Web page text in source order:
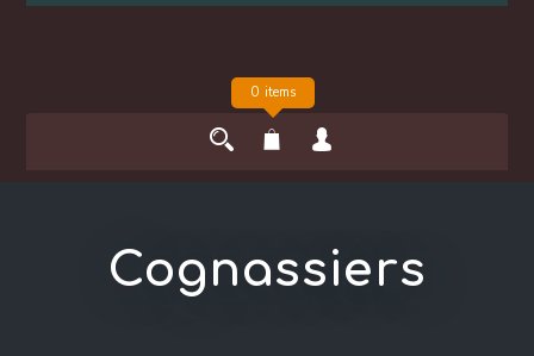
0 items
Cognassiers